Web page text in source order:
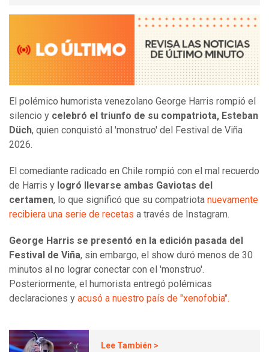
El polémico humorista venezolano George Harris rompió el
silencio y celebró el triunfo de su compatriota, Esteban
Düch, quien conquistó al 'monstruo' del Festival de Viña
2026.
El comediante radicado en Chile rompió con el mal recuerdo
de Harris y logró llevarse ambas Gaviotas del
certamen, lo que significó que su compatriota nuevamente
recibiera una serie de recetas a través de Instagram.
George Harris se presentó en la edición pasada del
Festival de Viña, sin embargo, el show duró menos de 30
minutos al no lograr conectar con el 'monstruo'.
Posteriormente, el humorista entregó polémicas
declaraciones y acusó a nuestro país de "xenofobia".
Lee También >